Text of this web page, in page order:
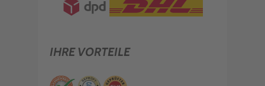
IHRE VORTEILE